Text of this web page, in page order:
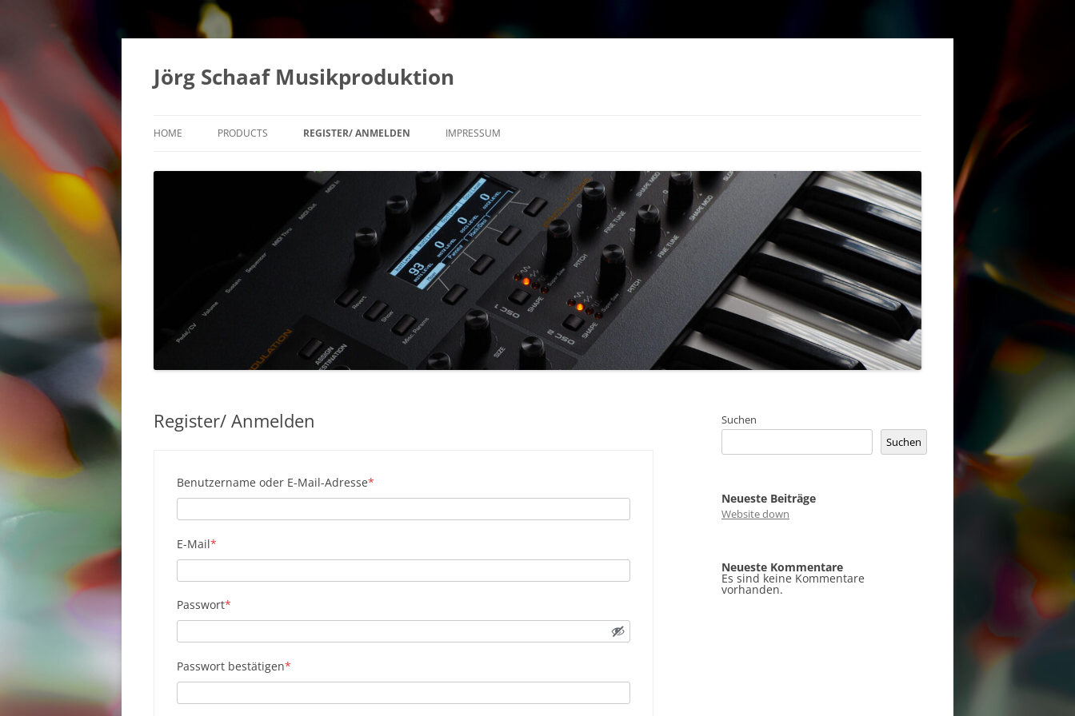
Zum
springen
Jörg Schaaf Musikproduktion
HOME PRODUCTS
BESTELLHISTORIE
REGISTER/ ANMELDEN IMPRESSUM
COOKIE-RICHTLINIE (EU)
Register/ Anmelden
Benutzername oder E-Mail-Adresse*
E-Mail*
Passwort*
Passwort bestätigen*
Suchen
Suchen
Neueste Beiträge
Website down
Neueste Kommentare
Es sind keine Kommentare
vorhanden.